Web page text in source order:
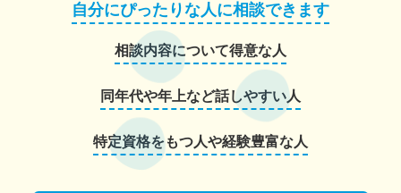
自分にぴったりな人に相談できます
相談内容について得意な人
同年代や年上など話しやすい人
特定資格をもつ人や経験豊富な人